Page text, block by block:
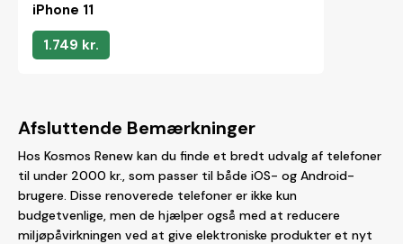
iPhone 11
1.749 kr.
Afsluttende Bemærkninger
Hos Kosmos Renew kan du finde et bredt udvalg af telefoner
til under 2000 kr., som passer til både iOS- og Android-
brugere. Disse renoverede telefoner er ikke kun
budgetvenlige, men de hjælper også med at reducere
miljøpåvirkningen ved at give elektroniske produkter et nyt